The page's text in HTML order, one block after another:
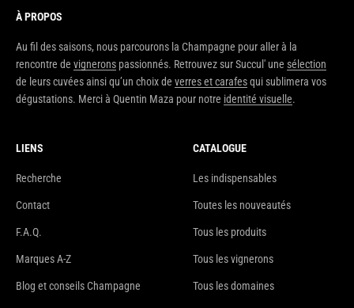
À PROPOS
Au fil des saisons, nous parcourons la Champagne pour aller à la
rencontre de vignerons passionnés. Retrouvez sur Succul' une sélection
de leurs cuvées ainsi qu’un choix de verres et carafesqui sublimera vos
dégustations. Merci à Quentin Maza pour notre identité visuelle.
LIENS
Recherche
Contact
F.A.Q.
Marques A-Z
Blog et conseils Champagne
CATALOGUE
Les indispensables
Toutes les nouveautés
Tous les produits
Tous les vignerons
Tous les domaines